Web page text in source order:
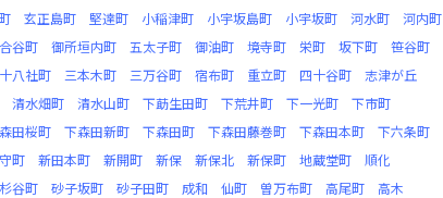
玄正島町 堅達町 小稲津町 小宇坂島町 小宇坂町 河水町
河内町
合谷町 御所垣内町 五太子町 御油町 境寺町 栄町 坂下町
笹谷町
八社町 三本木町 三万谷町 宿布町 重立町 四十谷町
志津が丘
清水畑町 清水山町 下莇生田町 下荒井町 下一光町
下市町
田桜町 下森田新町 下森田町 下森田藤巻町 下森田本町
下六条町
町 新田本町 新開町 新保 新保北 新保町 地蔵堂町
順化
杉谷町 砂子坂町 砂子田町 成和 仙町 曽万布町 高尾町
高木